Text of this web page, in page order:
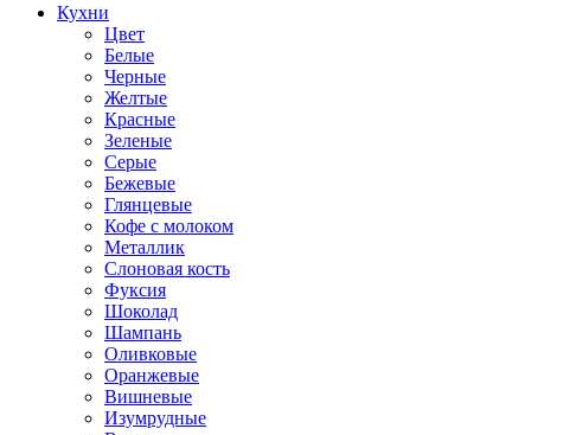
Кухни
Цвет
Белые
Черные
Желтые
Красные
Зеленые
Серые
Бежевые
Глянцевые
Кофе с молоком
Металлик
Слоновая кость
Фуксия
Шоколад
Шампань
Оливковые
Оранжевые
Вишневые
Изумрудные